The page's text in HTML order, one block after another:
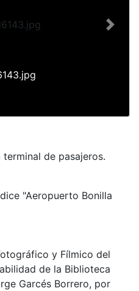
Next
de pasajeros.
"Aeropuerto Bonilla
y Fílmico del
de la Biblioteca
Garcés Borrero, por